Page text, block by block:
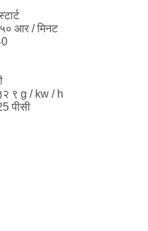
आर / मिनट
९ g / kw / h
पीसी